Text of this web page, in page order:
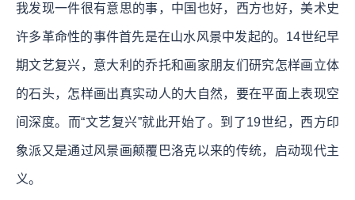
我发现一件很有意思的事，中国也好，西方也好，美术史
许多革命性的事件首先是在山水风景中发起的。14世纪早
期文艺复兴，意大利的乔托和画家朋友们研究怎样画立体
的石头，怎样画出真实动人的大自然，要在平面上表现空
间深度。而“文艺复兴”就此开始了。到了19世纪，西方印
象派又是通过风景画颠覆巴洛克以来的传统，启动现代主
义。